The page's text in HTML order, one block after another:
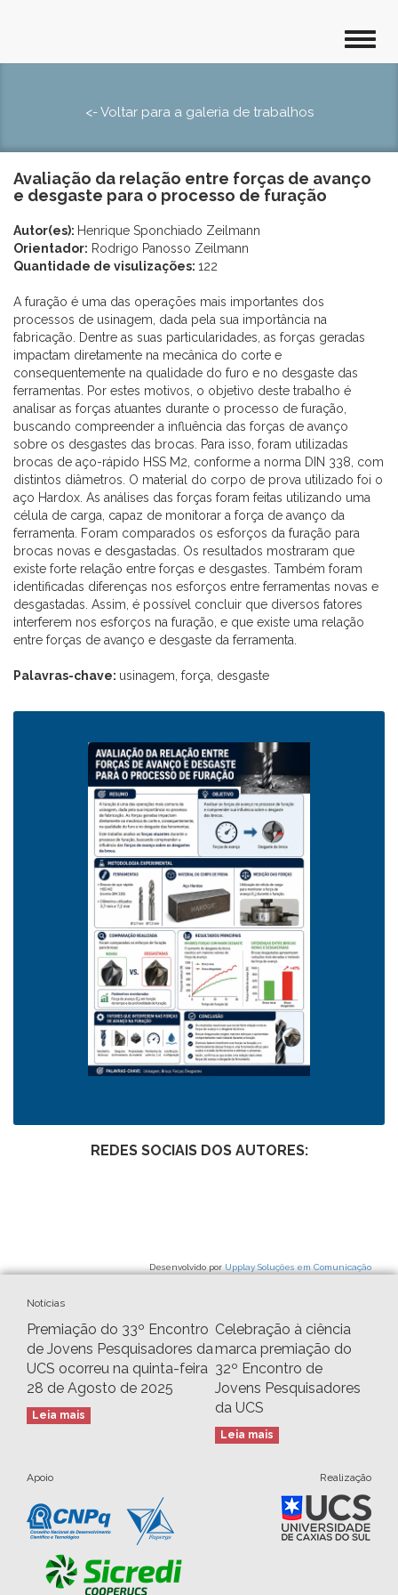
<- Voltar para a galeria de trabalhos
Avaliação da relação entre forças de avanço
e desgaste para o processo de furação
Autor(es): Henrique Sponchiado Zeilmann
Orientador: Rodrigo Panosso Zeilmann
Quantidade de visulizações: 122
A furação é uma das operações mais importantes dos
processos de usinagem, dada pela sua importância na
fabricação. Dentre as suas particularidades, as forças geradas
impactam diretamente na mecânica do corte e
consequentemente na qualidade do furo e no desgaste das
ferramentas. Por estes motivos, o objetivo deste trabalho é
analisar as forças atuantes durante o processo de furação,
buscando compreender a influência das forças de avanço
sobre os desgastes das brocas. Para isso, foram utilizadas
brocas de aço-rápido HSS M2, conforme a norma DIN 338, com
distintos diâmetros. O material do corpo de prova utilizado foi o
aço Hardox. As análises das forças foram feitas utilizando uma
célula de carga, capaz de monitorar a força de avanço da
ferramenta. Foram comparados os esforços da furação para
brocas novas e desgastadas. Os resultados mostraram que
existe forte relação entre forças e desgastes. Também foram
identificadas diferenças nos esforços entre ferramentas novas e
desgastadas. Assim, é possível concluir que diversos fatores
interferem nos esforços na furação, e que existe uma relação
entre forças de avanço e desgaste da ferramenta.
Palavras-chave: usinagem, força, desgaste
REDES SOCIAIS DOS AUTORES:
Desenvolvido por Upplay Soluções em Comunicação
Notícias
Premiação do 33º Encontro
de Jovens Pesquisadores da
UCS ocorreu na quinta-feira
28 de Agosto de 2025
Leia mais
Celebração à ciência
marca premiação do
32º Encontro de
Jovens Pesquisadores
da UCS
Leia mais
Apoio Realização